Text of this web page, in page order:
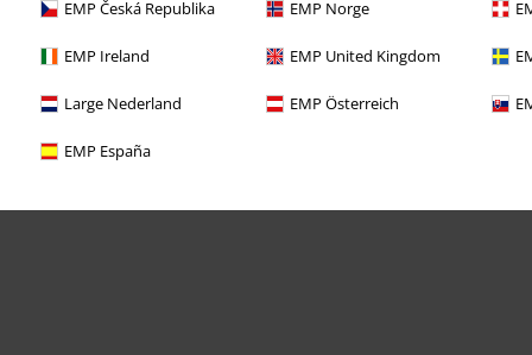
EMP Česká Republika EMP Norge
EMP Ireland EMP United Kingdom
Large Nederland EMP Österreich
EMP España